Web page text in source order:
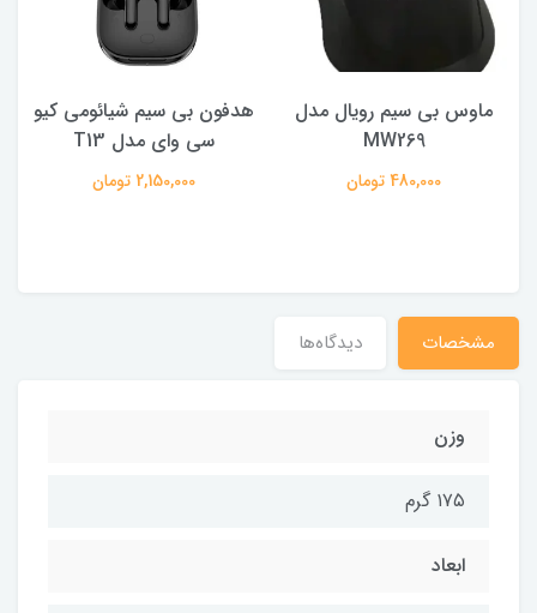
ماوس بی سیم رویال مدل
MW269
480,000 تومان
هدفون بی سیم شیائومی کیو
سی وای مدل T13
2,150,000 تومان
مشخصات دیدگاه‌ها
وزن
۱۷۵ گرم
ابعاد